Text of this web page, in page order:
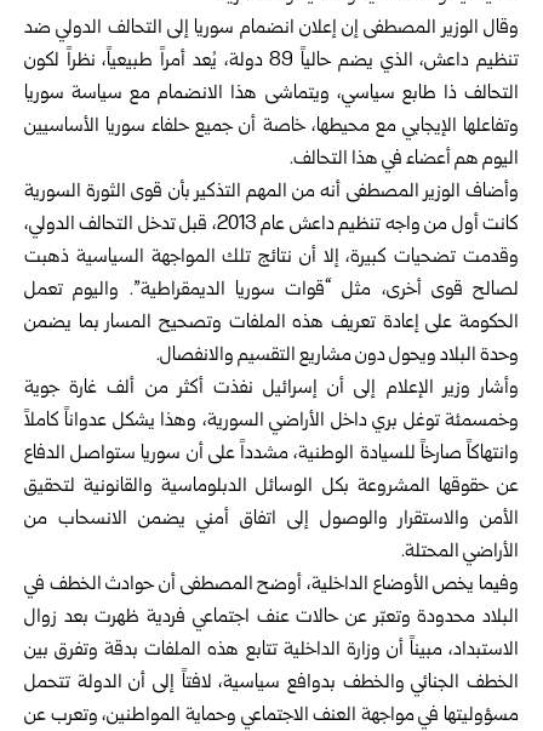
وقال الوزير المصطفى إن إعلان انضمام سوريا إلى التحالف الدولي ضد
تنظيم داعش، الذي يضم حالياً 89 دولة، يُعد أمراً طبيعياً، نظراً لكون
التحالف ذا طابع سياسي، ويتماشى هذا الانضمام مع سياسة سوريا
وتفاعلها الإيجابي مع محيطها، خاصة أن جميع حلفاء سوريا الأساسيين
اليوم هم أعضاء في هذا التحالف.
وأضاف الوزير المصطفى أنه من المهم التذكير بأن قوى الثورة السورية
كانت أول من واجه تنظيم داعش عام 2013، قبل تدخل التحالف الدولي،
وقدمت تضحيات كبيرة، إلا أن نتائج تلك المواجهة السياسية ذهبت
لصالح قوى أخرى، مثل “قوات سوريا الديمقراطية”. واليوم تعمل
الحكومة على إعادة تعريف هذه الملفات وتصحيح المسار بما يضمن
وحدة البلاد ويحول دون مشاريع التقسيم والانفصال.
وأشار وزير الإعلام إلى أن إسرائيل نفذت أكثر من ألف غارة جوية
وخمسمئة توغل بري داخل الأراضي السورية، وهذا يشكل عدواناً كاملاً
وانتهاكاً صارخاً للسيادة الوطنية، مشدداً على أن سوريا ستواصل الدفاع
عن حقوقها المشروعة بكل الوسائل الدبلوماسية والقانونية لتحقيق
الأمن والاستقرار والوصول إلى اتفاق أمني يضمن الانسحاب من
الأراضي المحتلة.
وفيما يخص الأوضاع الداخلية، أوضح المصطفى أن حوادث الخطف في
البلاد محدودة وتعبّر عن حالات عنف اجتماعي فردية ظهرت بعد زوال
الاستبداد، مبيناً أن وزارة الداخلية تتابع هذه الملفات بدقة وتفرق بين
الخطف الجنائي والخطف بدوافع سياسية، لافتاً إلى أن الدولة تتحمل
مسؤوليتها في مواجهة العنف الاجتماعي وحماية المواطنين، وتعرب عن